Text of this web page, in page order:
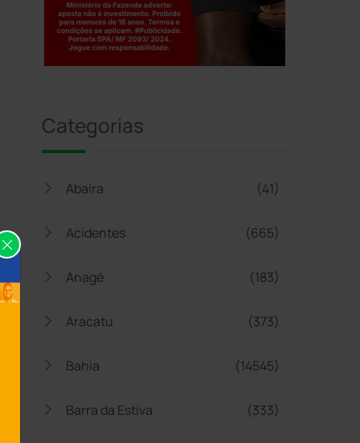
Categorias
Abaíra (41)
Acidentes (665)
Anagé (183)
Aracatu (373)
Bahia (14545)
Barra da Estiva (333)